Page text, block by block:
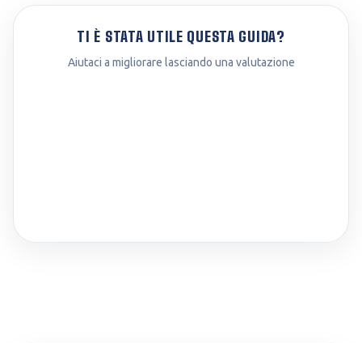
TI È STATA UTILE QUESTA GUIDA?
Aiutaci a migliorare lasciando una valutazione